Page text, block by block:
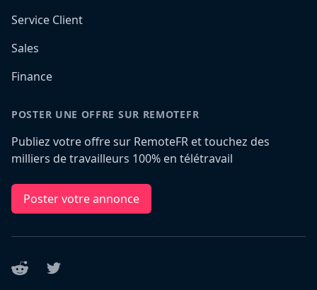
Service Client
Sales
Finance
POSTER UNE OFFRE SUR REMOTEFR
Publiez votre offre sur RemoteFR et touchez des
milliers de travailleurs 100% en télétravail
Poster votre annonce
Reddit Twitter